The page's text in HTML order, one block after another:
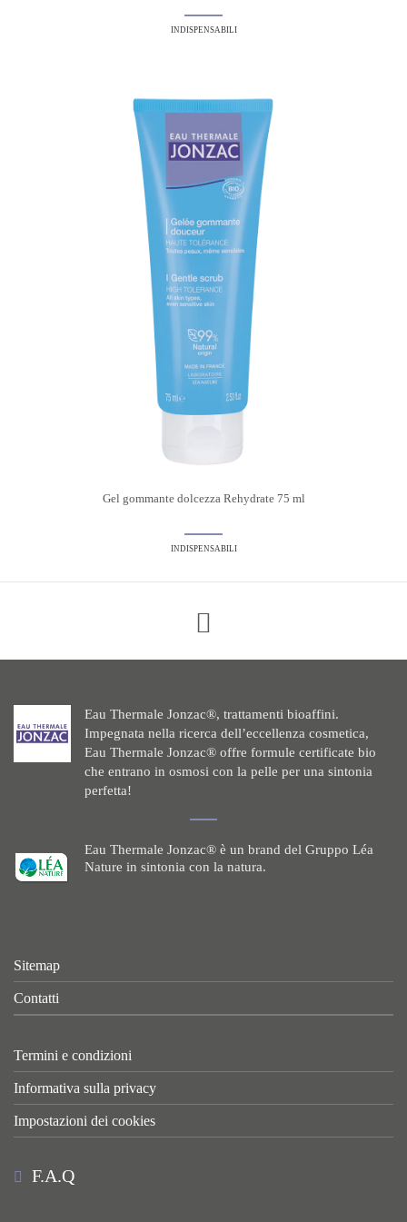
INDISPENSABILI
Gel gommante dolcezza Rehydrate 75 ml
INDISPENSABILI
Eau Thermale Jonzac®, trattamenti bioaffini.
Impegnata nella ricerca dell’eccellenza cosmetica,
Eau Thermale Jonzac® offre formule certificate bio
che entrano in osmosi con la pelle per una sintonia
perfetta!
Eau Thermale Jonzac® è un brand del Gruppo Léa
Nature in sintonia con la natura.
Sitemap
Contatti
Termini e condizioni
Informativa sulla privacy
Impostazioni dei cookies
F.A.Q